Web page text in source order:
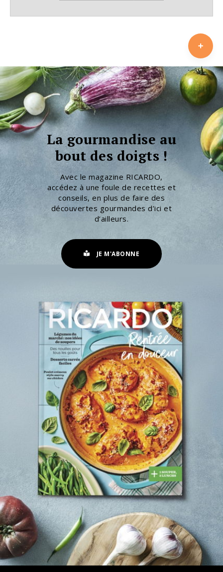
La gourmandise au
bout des doigts !
Avec le magazine RICARDO,
accédez à une foule de recettes et
conseils, en plus de faire des
découvertes gourmandes d’ici et
d’ailleurs.
JE M'ABONNE